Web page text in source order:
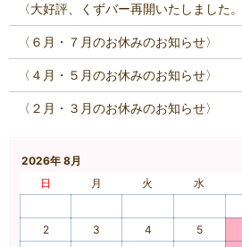
〈大好評、くずバー再開いたしました。
〈６月・７月のお休みのお知らせ〉
〈４月・５月のお休みのお知らせ〉
〈２月・３月のお休みのお知らせ〉
2026年 8月
日
月 火 水
2
3 4 5